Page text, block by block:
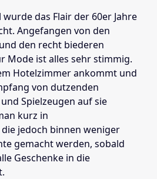
das Flair der 60er Jahre
Angefangen von den
und den recht biederen
Mode ist alles sehr stimmig.
Hotelzimmer ankommt und
von dutzenden
Spielzeugen auf sie
kurz in
jedoch binnen weniger
gemacht werden, sobald
Geschenke in die